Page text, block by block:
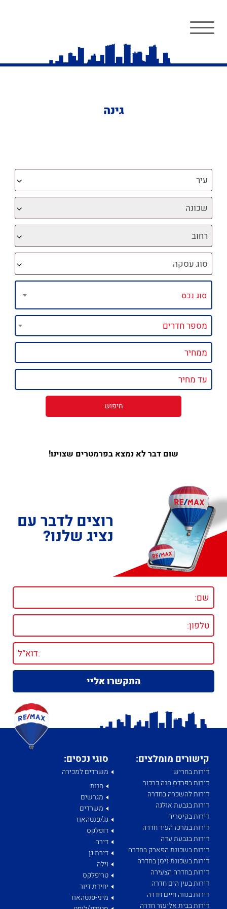
גינה
עיר
שכונה
רחוב
סוג עסקה
שום דבר לא נמצא בפרמטרים שצוינו!
רוצים לדבר עם
נציג שלנו?
קישורים מומלצים:
דירות בחריש
דירות בפרדס חנה כרכור
דירות להשכרה בחדרה
דירות בגבעת אולגה
דירות בקיסריה
דירות במרכז העיר חדרה
דירות בגבעת עדה
דירות בשכונת הפארק בחדרה
דירות בשכונת ניסן בחדרה
דירות בחדרה הצעירה
דירות בעין הים חדרה
דירות בנווה חיים חדרה
דירות בבית אליעזר חדרה
סוגי נכסים:
משרדים למכירה
חנות
מגרשים
משרדים
גג/פנטהאוז
דופלקס
דירה
דירת גן
וילה
טריפלקס
יחידת דיור
מיני-פנטהאוז